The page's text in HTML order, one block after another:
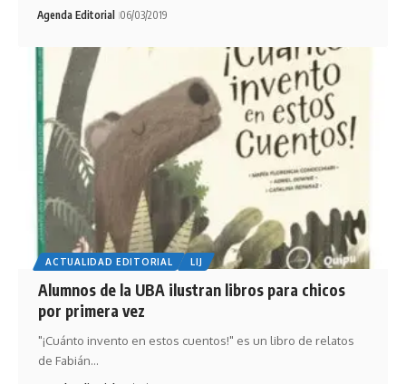
Agenda Editorial 06/03/2019
ACTUALIDAD EDITORIAL LIJ
Alumnos de la UBA ilustran libros para chicos
por primera vez
"¡Cuánto invento en estos cuentos!" es un libro de relatos
de Fabián…